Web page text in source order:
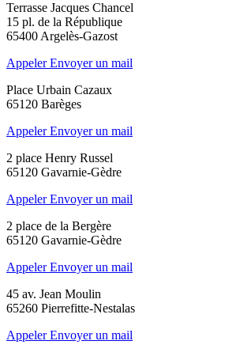
Terrasse Jacques Chancel
15 pl. de la République
65400 Argelès-Gazost
AppelerEnvoyer un mail
Place Urbain Cazaux
65120 Barèges
AppelerEnvoyer un mail
2 place Henry Russel
65120 Gavarnie-Gèdre
AppelerEnvoyer un mail
2 place de la Bergère
65120 Gavarnie-Gèdre
AppelerEnvoyer un mail
45 av. Jean Moulin
65260 Pierrefitte-Nestalas
AppelerEnvoyer un mail